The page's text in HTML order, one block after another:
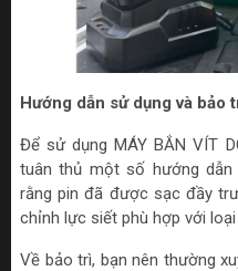
Hướng dẫn sử dụng và bảo
Để sử dụng MÁY BẮN VÍT
tuân thủ một số hướng
rằng pin đã được sạc đầy
chỉnh lực siết phù hợp với
Về bảo trì, bạn nên thường